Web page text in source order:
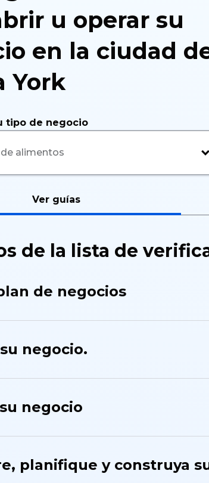
u operar su
en la ciudad
York
tipo de negocio
Ver guías
de la lista de
de negocios
negocio.
negocio
planifique y construya